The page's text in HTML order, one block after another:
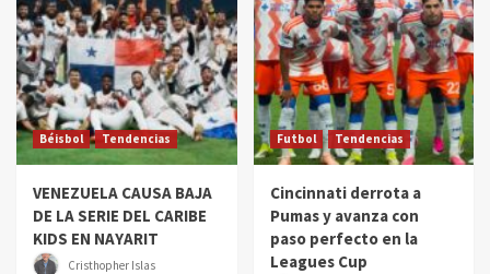
Béisbol Tendencias
VENEZUELA CAUSA BAJA
DE LA SERIE DEL CARIBE
KIDS EN NAYARIT
Cristhopher Islas
Futbol Tendencias
Cincinnati derrota a
Pumas y avanza con
paso perfecto en la
Leagues Cup